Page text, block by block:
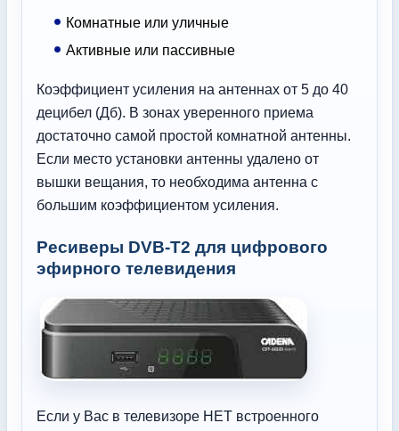
Комнатные или уличные
Активные или пассивные
Коэффициент усиления на антеннах от 5 до 40
децибел (Дб). В зонах уверенного приема
достаточно самой простой комнатной антенны.
Если место установки антенны удалено от
вышки вещания, то необходима антенна с
большим коэффициентом усиления.
Ресиверы DVB-T2 для цифрового
эфирного телевидения
Если у Вас в телевизоре НЕТ встроенного